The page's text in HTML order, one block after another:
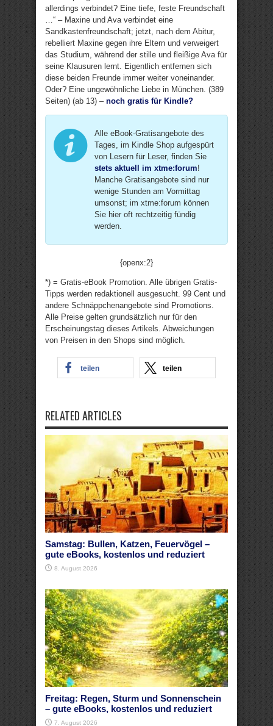
allerdings verbindet? Eine tiefe, feste Freundschaft
…“ – Maxine und Ava verbindet eine
Sandkastenfreundschaft; jetzt, nach dem Abitur,
rebelliert Maxine gegen ihre Eltern und verweigert
das Studium, während der stille und fleißige Ava für
seine Klausuren lernt. Eigentlich entfernen sich
diese beiden Freunde immer weiter voneinander.
Oder? Eine ungewöhnliche Liebe in München. (389
Seiten) (ab 13) – noch gratis für Kindle?
Alle eBook-Gratisangebote des
Tages, im Kindle Shop aufgespürt
von Lesern für Leser, finden Sie
stets aktuell im xtme:forum!
Manche Gratisangebote sind nur
wenige Stunden am Vormittag
umsonst; im xtme:forum können
Sie hier oft rechtzeitig fündig
werden.
{openx:2}
*) = Gratis-eBook Promotion. Alle übrigen Gratis-
Tipps werden redaktionell ausgesucht. 99 Cent und
andere Schnäppchenangebote sind Promotions.
Alle Preise gelten grundsätzlich nur für den
Erscheinungstag dieses Artikels. Abweichungen
von Preisen in den Shops sind möglich.
teilen teilen
RELATED ARTICLES
Samstag: Bullen, Katzen, Feuervögel –
gute eBooks, kostenlos und reduziert
8. August 2026
Freitag: Regen, Sturm und Sonnenschein
– gute eBooks, kostenlos und reduziert
7. August 2026